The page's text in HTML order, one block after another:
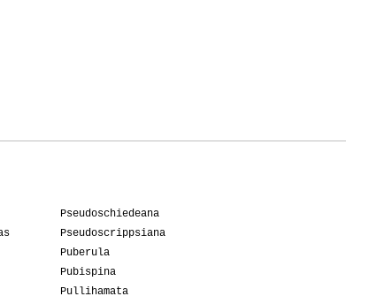
Pseudoschiedeana
Pseudoscrippsiana
Puberula
Pubispina
Pullihamata